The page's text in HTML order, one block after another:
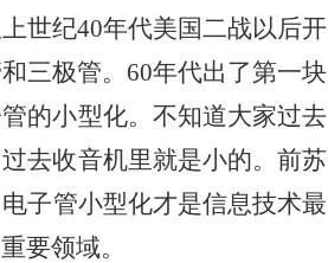
世纪40年代美国二战以后开
三极管。60年代出了第一块
的小型化。不知道大家过去
去收音机里就是小的。前苏
子管小型化才是信息技术最
要领域。